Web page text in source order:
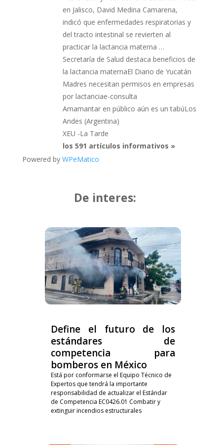
en Jalisco, David Medina Camarena,
indicó que enfermedades respiratorias y
del tracto intestinal se revierten al
practicar la lactancia materna …
Secretaría de Salud destaca beneficios de
la lactancia maternaEl Diario de Yucatán
Madres necesitan permisos en empresas
por lactanciae-consulta
Amamantar en público aún es un tabúLos
Andes (Argentina)
XEU -La Tarde
los 591 artículos informativos »
Powered by WPeMatico
De interes:
Define el futuro de los
estándares de
competencia para
bomberos en México
Está por conformarse el Equipo Técnico de
Expertos que tendrá la importante
responsabilidad de actualizar el Estándar
de Competencia EC0426.01 Combatir y
extinguir incendios estructurales